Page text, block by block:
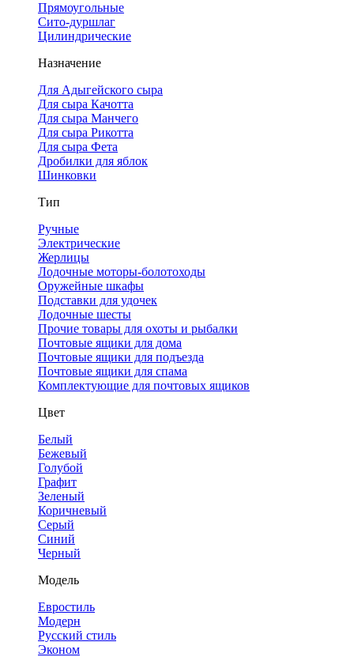
Прямоугольные
Сито-дуршлаг
Цилиндрические
Назначение
Для Адыгейского сыра
Для сыра Качотта
Для сыра Манчего
Для сыра Рикотта
Для сыра Фета
Дробилки для яблок
Шинковки
Тип
Ручные
Электрические
Жерлицы
Лодочные моторы-болотоходы
Оружейные шкафы
Подставки для удочек
Лодочные шесты
Прочие товары для охоты и рыбалки
Почтовые ящики для дома
Почтовые ящики для подъезда
Почтовые ящики для спама
Комплектующие для почтовых ящиков
Цвет
Белый
Бежевый
Голубой
Графит
Зеленый
Коричневый
Серый
Синий
Черный
Модель
Евростиль
Модерн
Русский стиль
Эконом